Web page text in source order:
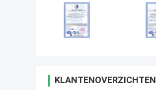
KLANTENOVERZICHTEN